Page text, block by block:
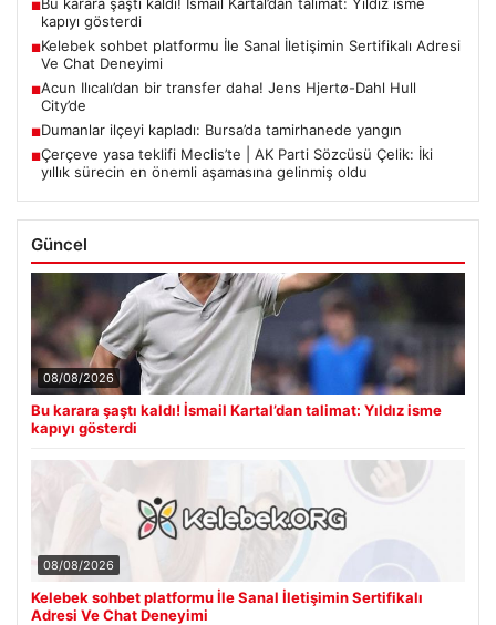
■
kapıyı gösterdi
■Kelebek sohbet platformu İle Sanal İletişimin Sertifikalı Adresi
Ve Chat Deneyimi
■Acun Ilıcalı’dan bir transfer daha! Jens Hjertø-Dahl Hull
City’de
■Dumanlar ilçeyi kapladı: Bursa’da tamirhanede yangın
■Çerçeve yasa teklifi Meclis’te | AK Parti Sözcüsü Çelik: İki
yıllık sürecin en önemli aşamasına gelinmiş oldu
Güncel
08/08/2026
Bu karara şaştı kaldı! İsmail Kartal’dan talimat: Yıldız isme
kapıyı gösterdi
08/08/2026
Kelebek sohbet platformu İle Sanal İletişimin Sertifikalı
Adresi Ve Chat Deneyimi